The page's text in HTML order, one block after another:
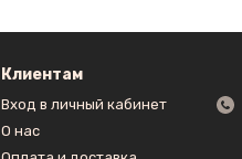
Клиентам
Вход в личный кабинет
О нас